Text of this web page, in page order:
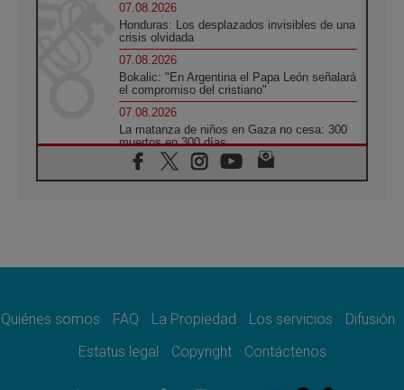
07.08.2026
Honduras: Los desplazados invisibles de una
crisis olvidada
07.08.2026
Bokalic: "En Argentina el Papa León señalará
el compromiso del cristiano"
07.08.2026
La matanza de niños en Gaza no cesa: 300
muertos en 300 días
07.08.2026
Tagle: La guerra desfigura el mundo, solo la
como misión al servicio del Evangelio
SIGNIS 2026, dar voz a las religiosas en el
07.08.2026
Quiénes somos FAQ La Propiedad Los servicios
Difusión
Estatus legal
Copyright Contáctenos